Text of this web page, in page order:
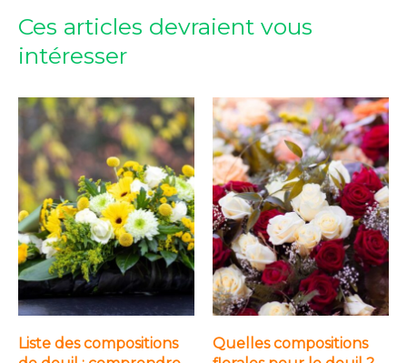
Ces articles devraient vous
intéresser
Liste des compositions
Quelles compositions